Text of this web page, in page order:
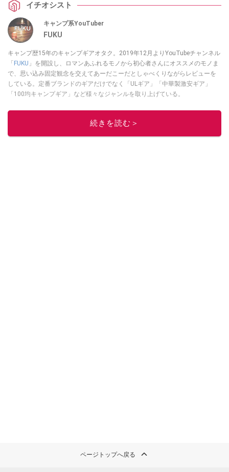
イチオシスト
キャンプ系YouTuber
FUKU
キャンプ歴15年のキャンプギアオタク。2019年12月よりYouTubeチャンネル
「FUKU 」を開設し、ロマンあふれるモノから初心者さんにオススメのモノま
で、思い込み固定観念を交えてあーだこーだとしゃべくりながらレビューを
している。定番ブランドのギアだけでなく「ULギア」「中華製激安ギア」
「100均キャンプギア」など様々なジャンルを取り上げている。
このイチオシストの他の記事を読む
続きを読む＞
ページトップへ戻る